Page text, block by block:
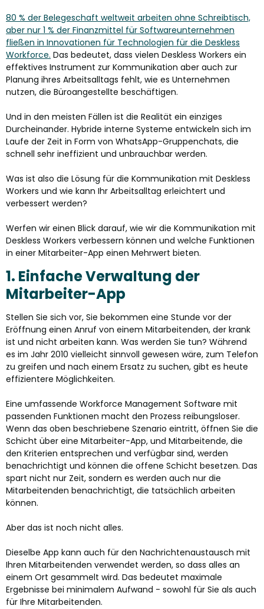
80 % der Belegeschaft weltweit arbeiten ohne Schreibtisch,
aber nur 1 % der Finanzmittel für Softwareunternehmen
fließen in Innovationen für Technologien für die Deskless
Workforce. Das bedeutet, dass vielen Deskless Workers ein
effektives Instrument zur Kommunikation aber auch zur
Planung ihres Arbeitsalltags fehlt, wie es Unternehmen
nutzen, die Büroangestellte beschäftigen.
Und in den meisten Fällen ist die Realität ein einziges
Durcheinander. Hybride interne Systeme entwickeln sich im
Laufe der Zeit in Form von WhatsApp-Gruppenchats, die
schnell sehr ineffizient und unbrauchbar werden.
Was ist also die Lösung für die Kommunikation mit Deskless
Workers und wie kann Ihr Arbeitsalltag erleichtert und
verbessert werden?
Werfen wir einen Blick darauf, wie wir die Kommunikation mit
Deskless Workers verbessern können und welche Funktionen
in einer Mitarbeiter-App einen Mehrwert bieten.
1. Einfache Verwaltung der
Mitarbeiter-App
Stellen Sie sich vor, Sie bekommen eine Stunde vor der
Eröffnung einen Anruf von einem Mitarbeitenden, der krank
ist und nicht arbeiten kann. Was werden Sie tun? Während
es im Jahr 2010 vielleicht sinnvoll gewesen wäre, zum Telefon
zu greifen und nach einem Ersatz zu suchen, gibt es heute
effizientere Möglichkeiten.
Eine umfassende Workforce Management Software mit
passenden Funktionen macht den Prozess reibungsloser.
Wenn das oben beschriebene Szenario eintritt, öffnen Sie die
Schicht über eine Mitarbeiter-App, und Mitarbeitende, die
den Kriterien entsprechen und verfügbar sind, werden
benachrichtigt und können die offene Schicht besetzen. Das
spart nicht nur Zeit, sondern es werden auch nur die
Mitarbeitenden benachrichtigt, die tatsächlich arbeiten
können.
Aber das ist noch nicht alles.
Dieselbe App kann auch für den Nachrichtenaustausch mit
Ihren Mitarbeitenden verwendet werden, so dass alles an
einem Ort gesammelt wird. Das bedeutet maximale
Ergebnisse bei minimalem Aufwand - sowohl für Sie als auch
für Ihre Mitarbeitenden.